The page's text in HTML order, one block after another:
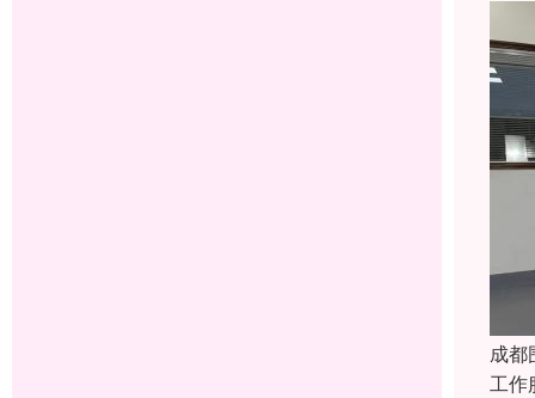
成都
工作